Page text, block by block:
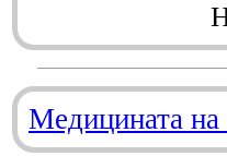
Медицината